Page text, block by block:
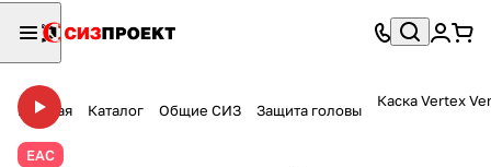
Главная Каталог Общие СИЗ Защита головы
Каска Vertex
ЕАС